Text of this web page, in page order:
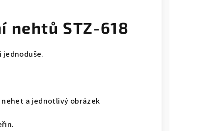
nehtů STZ-618
nehet a jednotlivý obrázek